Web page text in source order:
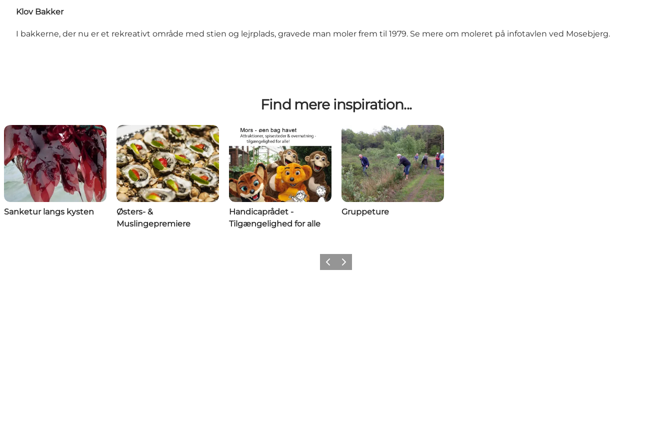
Klov Bakker
I bakkerne, der nu er et rekreativt område med stien og lejrplads, gravede man moler frem til 1979. Se mere om moleret på infotavlen ved Mosebjerg.
Find mere inspiration...
Sanketur langs kysten
Østers- &
Muslingepremiere
Handicaprådet -
Tilgængelighed for alle
Gruppeture
Forrige billede
Næste billede